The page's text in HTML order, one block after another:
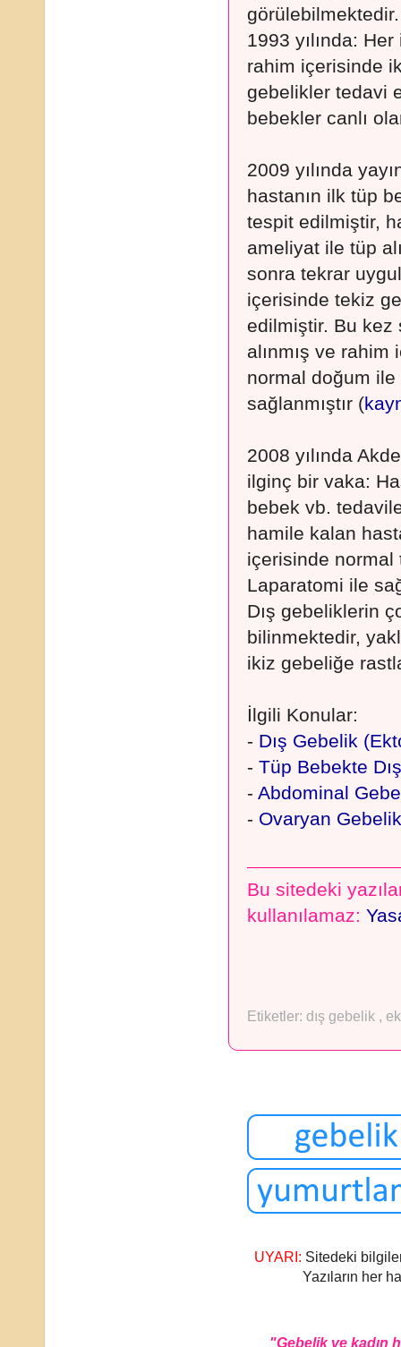
1993 yılında:
rahim içerisinde
gebelikler tedavi
bebekler canlı
2009 yılında
hastanın ilk tüp
tespit edilmiştir,
ameliyat ile tüp
sonra tekrar
içerisinde tekiz
edilmiştir. Bu
alınmış ve
normal doğum ile
sağlanmıştır (
2008 yılında
ilginç bir vaka:
bebek vb.
hamile kalan
içerisinde
Laparatomi ile
Dış gebeliklerin
bilinmektedir,
ikiz gebeliğe
İlgili Konular:
- Dış Gebelik
- Tüp Bebekte
- Abdominal
- Ovaryan Gebelik
Bu sitedeki
kullanılamaz:
Etiketler: dış gebelik ,
UYARI: Sitedeki
Yazıların her
"Gebelik ve kadın